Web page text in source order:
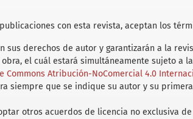
con esta revista, aceptan los
sus derechos de autor y garantizarán a la
el cuál estará simultáneamente sujeto a la
Commons Atribución-NoComercial 4.0
siempre que se indique su autor y su
otros acuerdos de licencia no exclusiva